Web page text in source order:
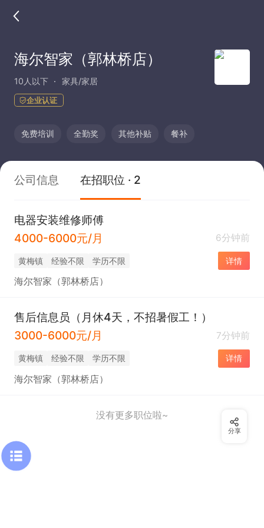
海尔智家（郭林桥店）
10人以下 家具/家居
企业认证
免费培训 全勤奖 其他补贴 餐补
公司信息 在招职位 · 2
电器安装维修师傅
4000-6000元/月
6分钟前
黄梅镇 经验不限 学历不限 详情
海尔智家（郭林桥店）
售后信息员（月休4天，不招暑假工！）
3000-6000元/月
7分钟前
黄梅镇 经验不限 学历不限 详情
海尔智家（郭林桥店）
没有更多职位啦~
分享